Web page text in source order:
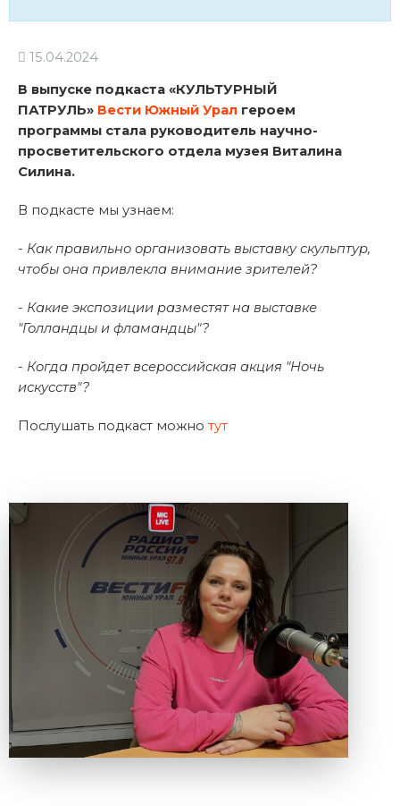
15.04.2024
В выпуске подкаста «КУЛЬТУРНЫЙ
ПАТРУЛЬ» Вести Южный Урал героем
программы стала руководитель научно-
просветительского отдела музея Виталина
Силина.
В подкасте мы узнаем:
- Как правильно организовать выставку скульптур,
чтобы она привлекла внимание зрителей?
- Какие экспозиции разместят на выставке
"Голландцы и фламандцы"?
- Когда пройдет всероссийская акция "Ночь
искусств"?
Послушать подкаст можно тут